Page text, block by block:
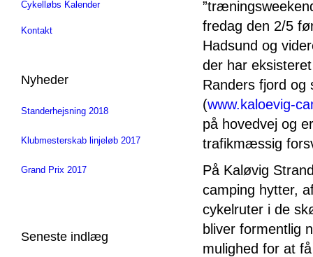
Cykelløbs Kalender
Kontakt
Nyheder
Standerhejsning 2018
Klubmesterskab linjeløb 2017
Grand Prix 2017
Seneste indlæg
fredag den 2/5
Hadsund og
der har
Randers fjord
(www.kaloevig-
på hovedvej og
trafikmæssig
På Kaløvig
camping hytter,
cykelruter i de
bliver formentlig
mulighed for at